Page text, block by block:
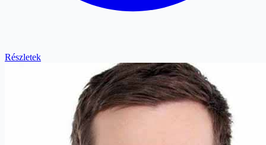
Részletek